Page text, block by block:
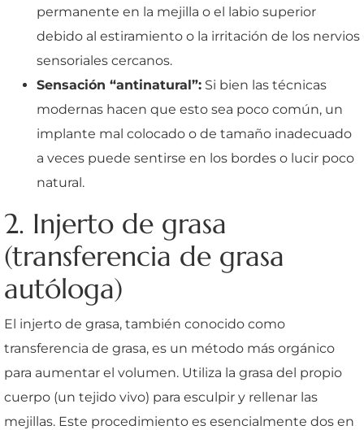
permanente en la mejilla o el labio superior
debido al estiramiento o la irritación de los nervios
sensoriales cercanos.
Sensación “antinatural”: Si bien las técnicas
modernas hacen que esto sea poco común, un
implante mal colocado o de tamaño inadecuado
a veces puede sentirse en los bordes o lucir poco
natural.
2. Injerto de grasa
(transferencia de grasa
autóloga)
El injerto de grasa, también conocido como
transferencia de grasa, es un método más orgánico
para aumentar el volumen. Utiliza la grasa del propio
cuerpo (un tejido vivo) para esculpir y rellenar las
mejillas. Este procedimiento es esencialmente dos en